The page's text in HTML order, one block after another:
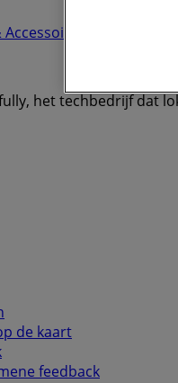
het techbedrijf dat
de kaart
feedback